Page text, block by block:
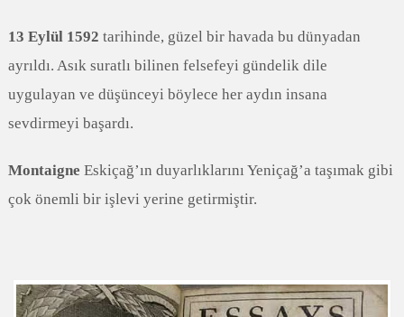
13 Eylül 1592 tarihinde, güzel bir havada bu dünyadan
ayrıldı. Asık suratlı bilinen felsefeyi gündelik dile
uygulayan ve düşünceyi böylece her aydın insana
sevdirmeyi başardı.
Montaigne Eskiçağ’ın duyarlıklarını Yeniçağ’a taşımak gibi
çok önemli bir işlevi yerine getirmiştir.